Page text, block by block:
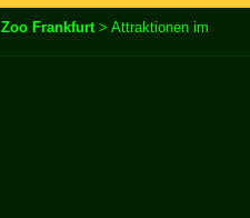
Zoo Frankfurt> Attraktionen im